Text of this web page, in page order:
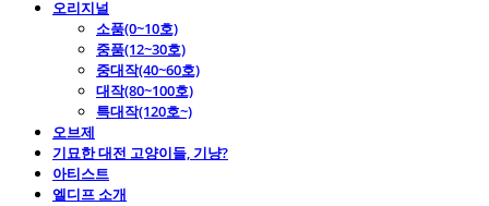
오리지널
소품(0~10호)
중품(12~30호)
중대작(40~60호)
대작(80~100호)
특대작(120호~)
오브제
기묘한 대전 고양이들, 기냥?
아티스트
엘디프 소개